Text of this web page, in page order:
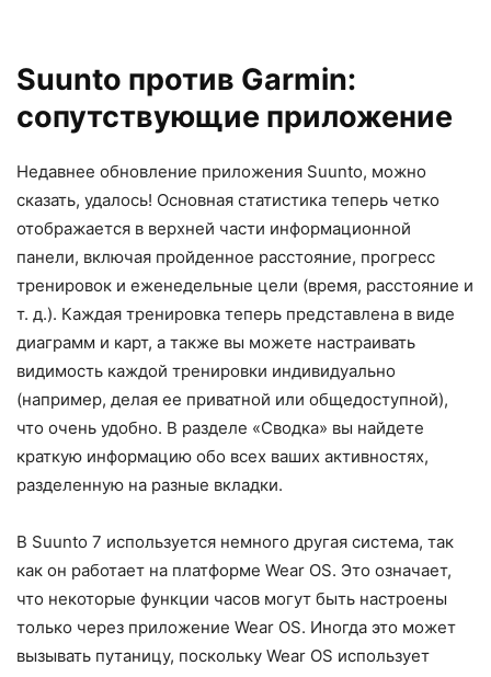
Suunto против Garmin:
сопутствующие приложение
Недавнее обновление приложения Suunto, можно
сказать, удалось! Основная статистика теперь четко
отображается в верхней части информационной
панели, включая пройденное расстояние, прогресс
тренировок и еженедельные цели (время, расстояние и
т. д.). Каждая тренировка теперь представлена в виде
диаграмм и карт, а также вы можете настраивать
видимость каждой тренировки индивидуально
(например, делая ее приватной или общедоступной),
что очень удобно. В разделе «Сводка» вы найдете
краткую информацию обо всех ваших активностях,
разделенную на разные вкладки.
В Suunto 7 используется немного другая система, так
как он работает на платформе Wear OS. Это означает,
что некоторые функции часов могут быть настроены
только через приложение Wear OS. Иногда это может
вызывать путаницу, поскольку Wear OS использует